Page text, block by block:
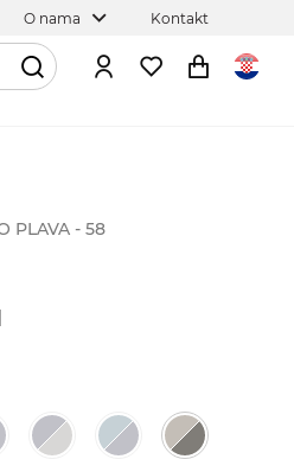
O nama Kontakt
PLAVA - 58